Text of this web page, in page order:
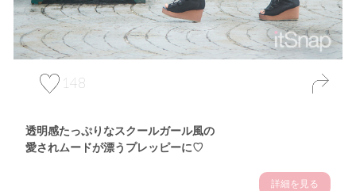
148
透明感たっぷりなスクールガール風の
愛されムードが漂うプレッピーに♡
詳細を見る